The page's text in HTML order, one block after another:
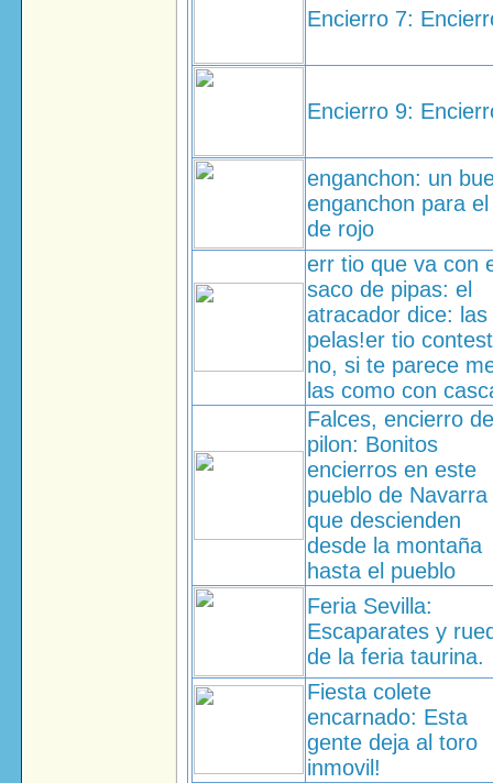
Encierro 7:
Encierro 9:
enganchon: un
enganchon para
de rojo
err tio que va con
saco de pipas: el
atracador dice: las
pelas!er tio
no, si te parece
las como con
Falces, encierro
pilon: Bonitos
encierros en este
pueblo de Navarra
que descienden
desde la montaña
hasta el pueblo
Feria Sevilla:
Escaparates y
de la feria taurina.
Fiesta colete
encarnado: Esta
gente deja al toro
inmovil!